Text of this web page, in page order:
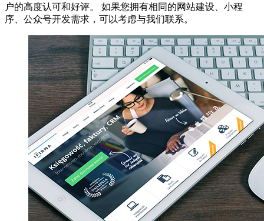
户的高度认可和好评。 如果您拥有相同的网站建设、小程
序、公众号开发需求，可以考虑与我们联系。